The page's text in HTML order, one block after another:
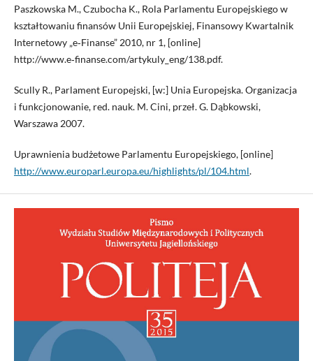
Paszkowska M., Czubocha K., Rola Parlamentu Europejskiego w
kształtowaniu finansów Unii Europejskiej, Finansowy Kwartalnik
Internetowy „e‑Finanse” 2010, nr 1, [online]
http://www.e‑finanse.com/artykuly_eng/138.pdf.
Scully R., Parlament Europejski, [w:] Unia Europejska. Organizacja
i funkcjonowanie, red. nauk. M. Cini, przeł. G. Dąbkowski,
Warszawa 2007.
Uprawnienia budżetowe Parlamentu Europejskiego, [online]
http://www.europarl.europa.eu/highlights/pl/104.html.